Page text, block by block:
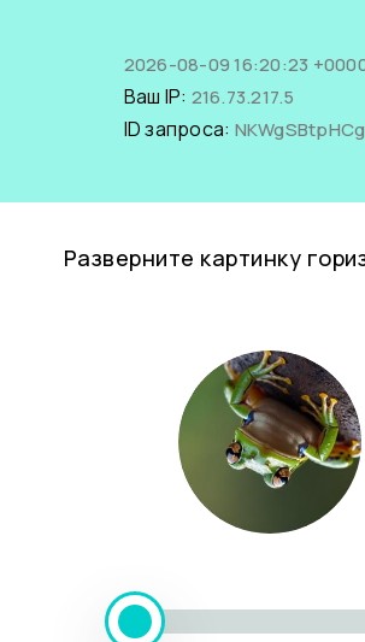
2026-08-09 16:20:23
Ваш IP: 216.73.217.5
ID запроса:
Разверните картинку